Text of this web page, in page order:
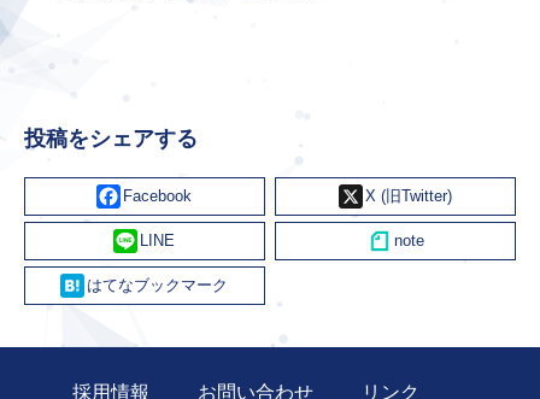
投稿をシェアする
Facebook X
Line
Hatena
採用情報 お問い合わせ リンク